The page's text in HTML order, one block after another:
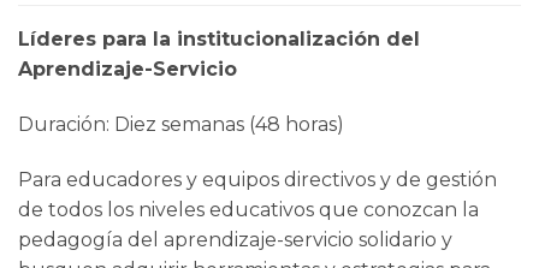
Líderes para la institucionalización del
Aprendizaje-Servicio
Duración: Diez semanas (48 horas)
Para educadores y equipos directivos y de gestión
de todos los niveles educativos que conozcan la
pedagogía del aprendizaje-servicio solidario y